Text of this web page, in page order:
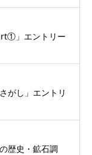
」エントリー
がし」エントリ
歴史・鉱石調